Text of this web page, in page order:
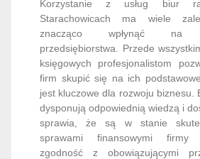
Korzystanie z usług biur
Starachowicach ma wiele
znacząco wpłynąć na
przedsiębiorstwa. Przede
księgowych profesjonalistom
firm skupić się na ich
jest kluczowe dla rozwoju biznesu.
dysponują odpowiednią wiedzą i
sprawia, że są w stanie
sprawami finansowymi firmy
zgodność z obowiązującymi